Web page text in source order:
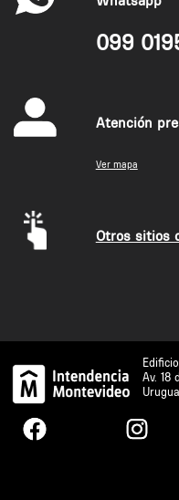
099
Atención
Ver mapa
Otros sitios
Av. 18